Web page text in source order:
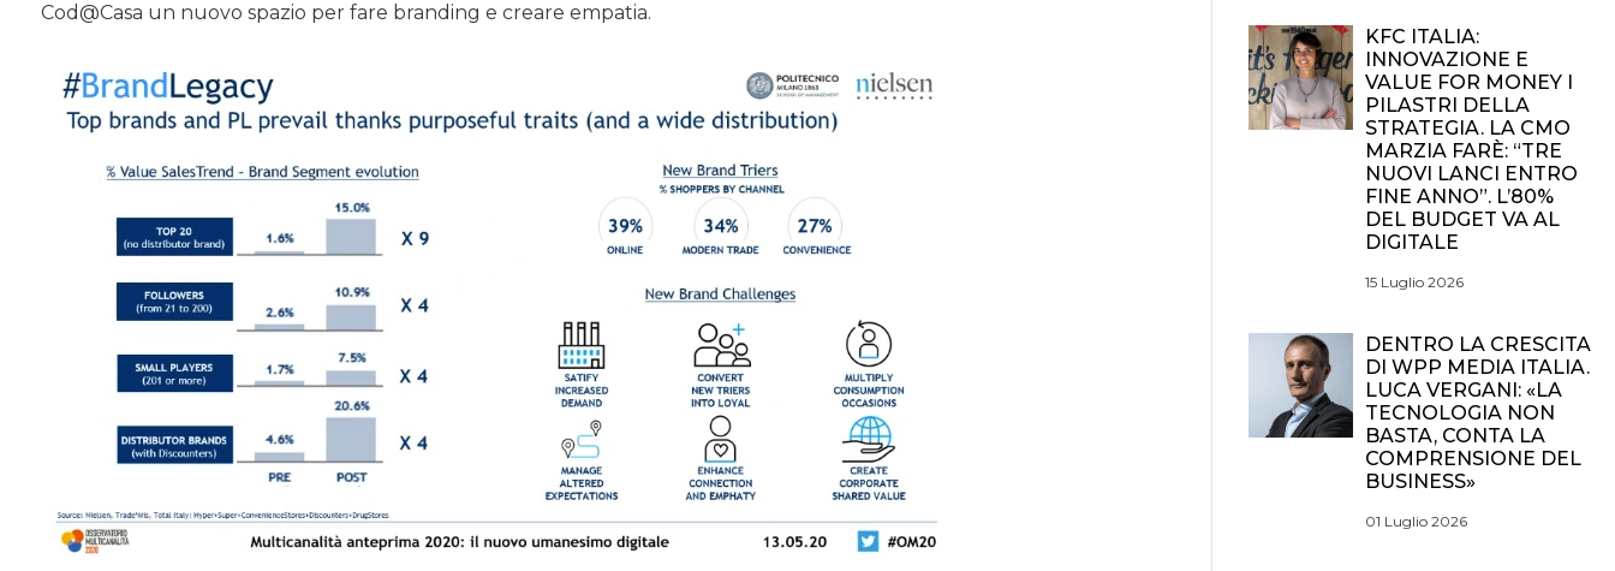
Cod@Casa un nuovo spazio per fare branding e creare empatia.
KFC ITALIA:
INNOVAZIONE E
VALUE FOR MONEY I
PILASTRI DELLA
STRATEGIA. LA CMO
MARZIA FARÈ: “TRE
NUOVI LANCI ENTRO
FINE ANNO”. L’80%
DEL BUDGET VA AL
DIGITALE
15 Luglio 2026
DENTRO LA CRESCITA
DI WPP MEDIA ITALIA.
LUCA VERGANI: «LA
TECNOLOGIA NON
BASTA, CONTA LA
COMPRENSIONE DEL
BUSINESS»
01 Luglio 2026